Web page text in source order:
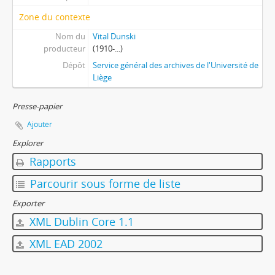
Zone du contexte
Nom du
producteur
Vital Dunski
(1910-...)
Dépôt
Service général des archives de l'Université de
Liège
Presse-papier
Ajouter
Explorer
Rapports
Parcourir sous forme de liste
Exporter
XML Dublin Core 1.1
XML EAD 2002